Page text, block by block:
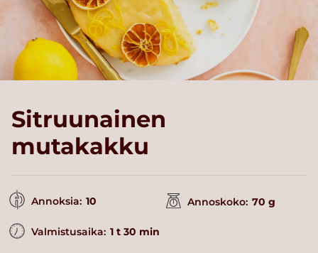
Sitruunainen
mutakakku
Annoksia: 10 Annoskoko: 70 g
Valmistusaika: 1 t 30 min